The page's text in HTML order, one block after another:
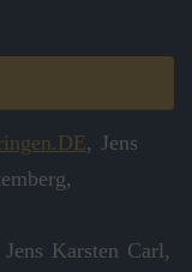
, Jens
Karsten Carl,